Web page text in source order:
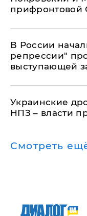
прифронтовой
В России
репрессии"
выступающей
Украинские
НПЗ – власти
Смотреть